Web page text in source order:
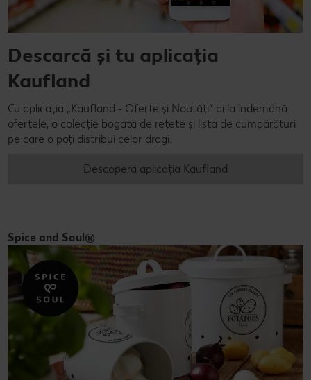
Descarcă și tu aplicația
Kaufland
Cu aplicația „Kaufland - Oferte și Noutăți” ai la îndemână
ofertele, o colecție bogată de rețete și lista de cumpărături
pe care o poți distribui celor dragi.
Descoperă aplicația Kaufland
Spice and Soul®